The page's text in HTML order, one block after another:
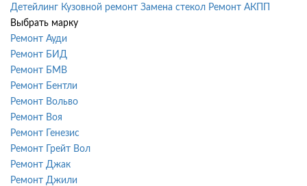
Детейлинг Кузовной ремонт Замена стекол Ремонт АКПП
Выбрать марку
Ремонт Ауди
Ремонт БИД
Ремонт БМВ
Ремонт Бентли
Ремонт Вольво
Ремонт Воя
Ремонт Генезис
Ремонт Грейт Вол
Ремонт Джак
Ремонт Джили